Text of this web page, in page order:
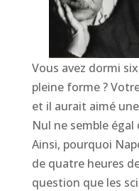
Vous avez dormi
pleine forme ?
et il aurait aimé
Nul ne semble
Ainsi, pourquoi
de quatre heures
question que les